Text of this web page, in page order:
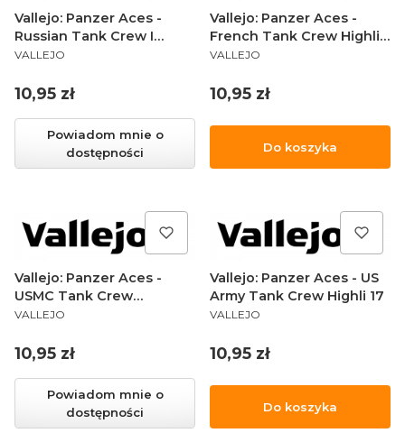
Vallejo: Panzer Aces -
Russian Tank Crew I
(17ml)
PRODUCENT
VALLEJO
Cena
10,95 zł
Powiadom mnie o
dostępności
Vallejo: Panzer Aces -
French Tank Crew Highlig
17
PRODUCENT
VALLEJO
Cena
10,95 zł
Do koszyka
Vallejo: Panzer Aces -
USMC Tank Crew
Highlight 17
PRODUCENT
VALLEJO
Cena
10,95 zł
Powiadom mnie o
dostępności
Vallejo: Panzer Aces - US
Army Tank Crew Highli 17
PRODUCENT
VALLEJO
Cena
10,95 zł
Do koszyka